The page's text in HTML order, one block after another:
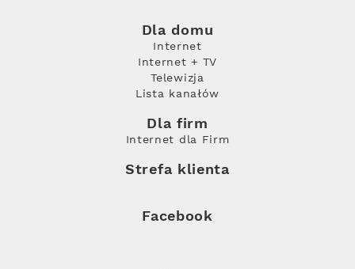
Dla domu
Internet
Internet + TV
Telewizja
Lista kanałów
Dla firm
Internet dla Firm
Strefa klienta
Facebook